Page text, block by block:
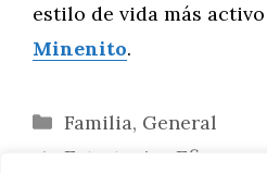
estilo de vida más
Minenito.
Categorías
Familia, General
Estrategias Eficaces